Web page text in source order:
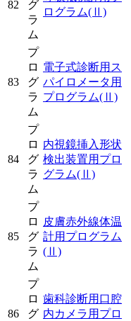
82
グ
ラ
ム
ログラム(Ⅱ)
83
プ
ロ
グ
ラ
ム
電子式診断用ス
パイロメータ用
プログラム(Ⅱ)
84
プ
ロ
グ
ラ
ム
内視鏡挿入形状
検出装置用プロ
グラム(Ⅱ)
85
プ
ロ
グ
ラ
ム
皮膚赤外線体温
計用プログラム
(Ⅱ)
86
プ
ロ
グ
歯科診断用口腔
内カメラ用プロ